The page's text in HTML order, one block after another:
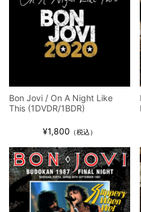
Bon Jovi / On A Night Like
This (1DVDR/1BDR)
¥1,800 （税込）